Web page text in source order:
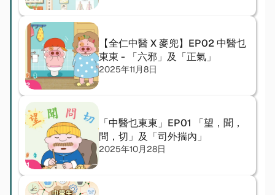
【全仁中醫 X 麥兜】EP02 中醫乜
東東 - 「六邪」及「正氣」
2025年11月8日
「中醫乜東東」EP01 「望，聞，
問，切」及「司外揣內」
2025年10月28日